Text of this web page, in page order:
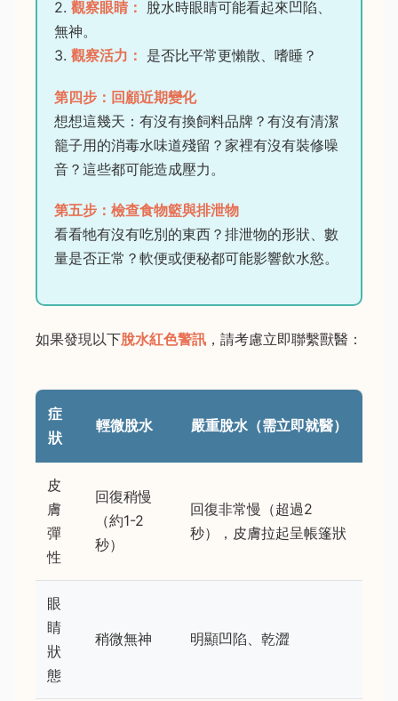
2.觀察眼睛： 脫水時眼睛可能看起來凹陷、
無神。
3.觀察活力： 是否比平常更懶散、嗜睡？
第四步：回顧近期變化
想想這幾天：有沒有換飼料品牌？有沒有清潔
籠子用的消毒水味道殘留？家裡有沒有裝修噪
音？這些都可能造成壓力。
第五步：檢查食物籃與排泄物
看看牠有沒有吃別的東西？排泄物的形狀、數
量是否正常？軟便或便秘都可能影響飲水慾。
如果發現以下脫水紅色警訊 ，請考慮立即聯繫獸醫：
症
狀
輕微脫水 嚴重脫水（需立即就醫）
皮
膚
彈
性
回復稍慢
（約1-2
秒）
回復非常慢（超過2
秒），皮膚拉起呈帳篷狀
眼
睛
狀
態
稍微無神 明顯凹陷、乾澀